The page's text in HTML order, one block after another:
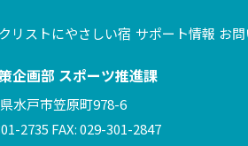
リストにやさしい宿 サポート情報 お
企画部 スポーツ推進課
水戸市笠原町978-6
2735 FAX: 029-301-2847